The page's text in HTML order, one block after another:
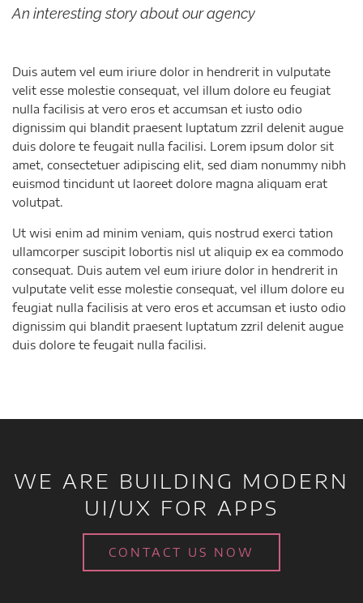
An interesting story about our agency
Duis autem vel eum iriure dolor in hendrerit in vulputate
velit esse molestie consequat, vel illum dolore eu feugiat
nulla facilisis at vero eros et accumsan et iusto odio
dignissim qui blandit praesent luptatum zzril delenit augue
duis dolore te feugait nulla facilisi. Lorem ipsum dolor sit
amet, consectetuer adipiscing elit, sed diam nonummy nibh
euismod tincidunt ut laoreet dolore magna aliquam erat
volutpat.
Ut wisi enim ad minim veniam, quis nostrud exerci tation
ullamcorper suscipit lobortis nisl ut aliquip ex ea commodo
consequat. Duis autem vel eum iriure dolor in hendrerit in
vulputate velit esse molestie consequat, vel illum dolore eu
feugiat nulla facilisis at vero eros et accumsan et iusto odio
dignissim qui blandit praesent luptatum zzril delenit augue
duis dolore te feugait nulla facilisi.
WE ARE BUILDING MODERN
UI/UX FOR APPS
CONTACT US NOW